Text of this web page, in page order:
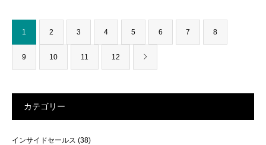
1 2 3 4 5 6 7 8
9 10 11 12
カテゴリー
インサイドセールス (38)